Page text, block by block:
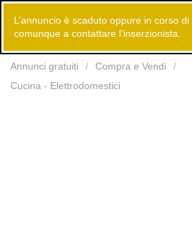
Annunci gratuiti
Compra e Vendi
Cucina - Elettrodomestici
L’annuncio è scaduto oppure in corso
comunque a contattare l’inserzionista.